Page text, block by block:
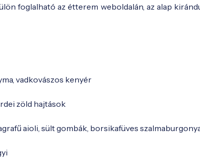
foglalható az étterem weboldalán, az alap
vadkovászos kenyér
zöld hajtások
aioli, sült gombák, borsikafüves